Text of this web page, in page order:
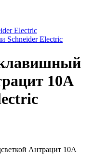
Electric
Schneider Electric
10А